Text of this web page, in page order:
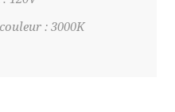
: 3000K